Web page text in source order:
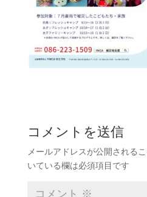
コメントを送信
メールアドレスが公開されるこ
いている欄は必須項目です